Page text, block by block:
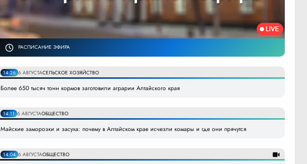
РАСПИСАНИЕ ЭФИРА
14:26 6 АВГУСТАСЕЛЬСКОЕ ХОЗЯЙСТВО
Более 650 тысяч тонн кормов заготовили аграрии Алтайского края
14:11 6 АВГУСТАОБЩЕСТВО
Майские заморозки и засуха: почему в Алтайском крае исчезли комары и где они прячутся
14:04 6 АВГУСТАОБЩЕСТВО